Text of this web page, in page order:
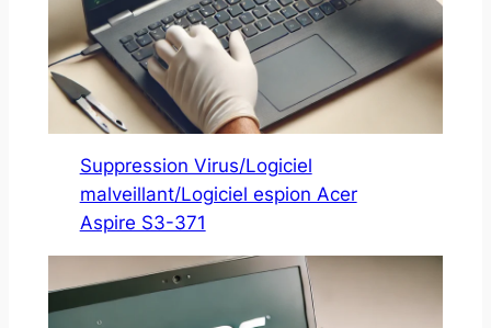
Suppression Virus/Logiciel
malveillant/Logiciel espion Acer
Aspire S3-371